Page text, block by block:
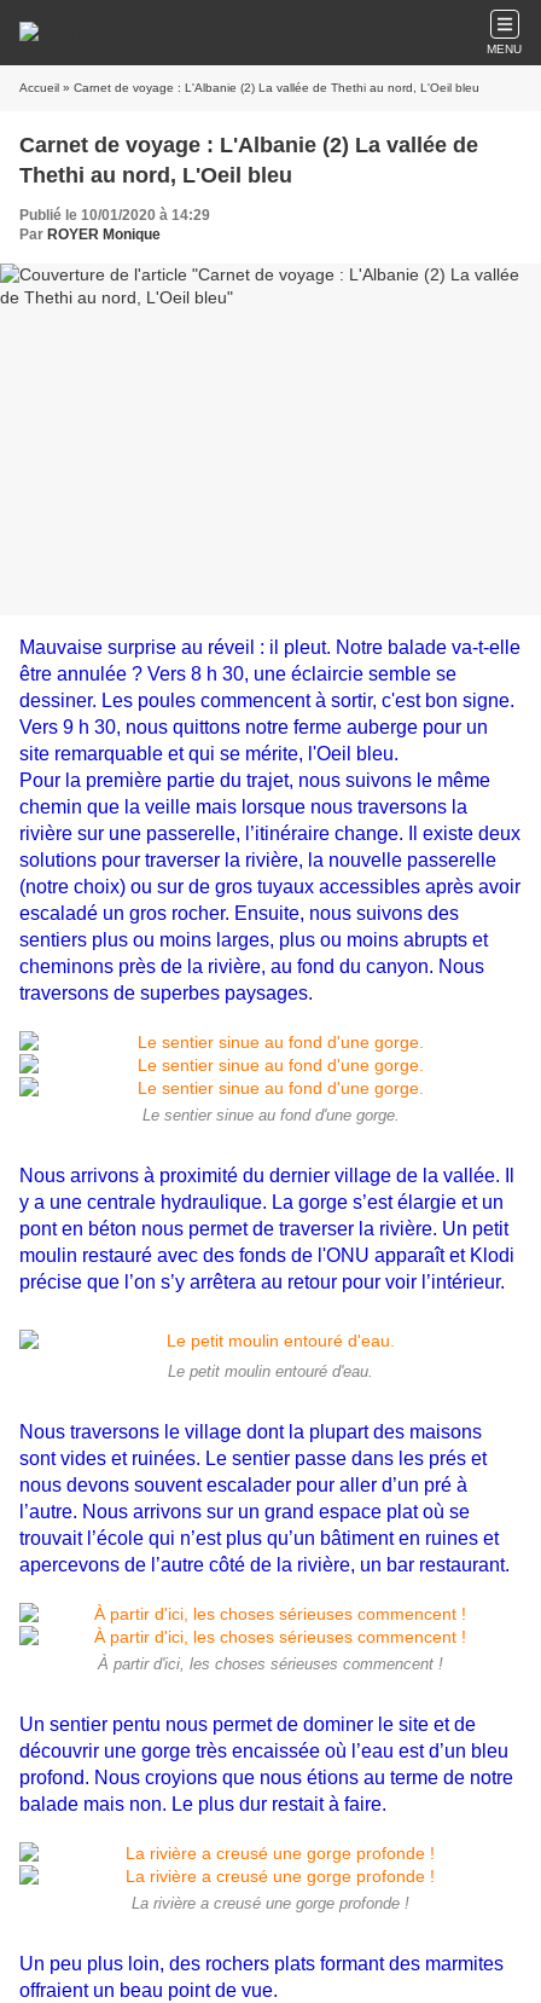
MENU
Accueil » Carnet de voyage : L'Albanie (2) La vallée de Thethi au nord, L'Oeil bleu
Carnet de voyage : L'Albanie (2) La vallée de
Thethi au nord, L'Oeil bleu
Publié le 10/01/2020 à 14:29
Par ROYER Monique
Mauvaise surprise au réveil : il pleut. Notre balade va-t-elle
être annulée ? Vers 8 h 30, une éclaircie semble se
dessiner. Les poules commencent à sortir, c'est bon signe.
Vers 9 h 30, nous quittons notre ferme auberge pour un
site remarquable et qui se mérite, l'Oeil bleu.
Pour la première partie du trajet, nous suivons le même
chemin que la veille mais lorsque nous traversons la
rivière sur une passerelle, l’itinéraire change. Il existe deux
solutions pour traverser la rivière, la nouvelle passerelle
(notre choix) ou sur de gros tuyaux accessibles après avoir
escaladé un gros rocher. Ensuite, nous suivons des
sentiers plus ou moins larges, plus ou moins abrupts et
cheminons près de la rivière, au fond du canyon. Nous
traversons de superbes paysages.
Le sentier sinue au fond d'une gorge.
Nous arrivons à proximité du dernier village de la vallée. Il
y a une centrale hydraulique. La gorge s’est élargie et un
pont en béton nous permet de traverser la rivière. Un petit
moulin restauré avec des fonds de l'ONU apparaît et Klodi
précise que l’on s’y arrêtera au retour pour voir l’intérieur.
Le petit moulin entouré d'eau.
Nous traversons le village dont la plupart des maisons
sont vides et ruinées. Le sentier passe dans les prés et
nous devons souvent escalader pour aller d’un pré à
l’autre. Nous arrivons sur un grand espace plat où se
trouvait l’école qui n’est plus qu’un bâtiment en ruines et
apercevons de l’autre côté de la rivière, un bar restaurant.
À partir d'ici, les choses sérieuses commencent !
Un sentier pentu nous permet de dominer le site et de
découvrir une gorge très encaissée où l’eau est d’un bleu
profond. Nous croyions que nous étions au terme de notre
balade mais non. Le plus dur restait à faire.
La rivière a creusé une gorge profonde !
Un peu plus loin, des rochers plats formant des marmites
offraient un beau point de vue.